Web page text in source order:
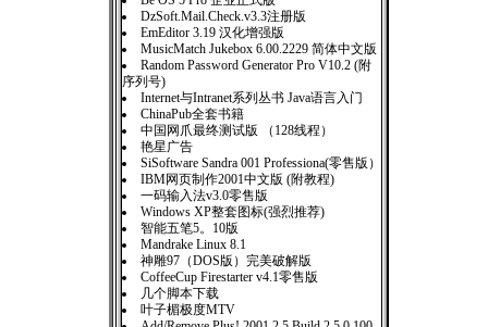
DzSoft.Mail.Check.v3.3注册版
EmEditor 3.19 汉化增强版
MusicMatch Jukebox 6.00.2229 简体中文版
Random Password Generator Pro V10.2 (附
序列号)
Internet与Intranet系列丛书 Java语言入门
ChinaPub全套书籍
中国网爪最终测试版 （128线程）
艳星广告
SiSoftware Sandra 001 Professiona(零售版）
IBM网页制作2001中文版 (附教程)
一码输入法v3.0零售版
Windows XP整套图标(强烈推荐)
智能五笔5。10版
Mandrake Linux 8.1
神雕97（DOS版）完美破解版
CoffeeCup Firestarter v4.1零售版
几个脚本下载
叶子楣极度MTV